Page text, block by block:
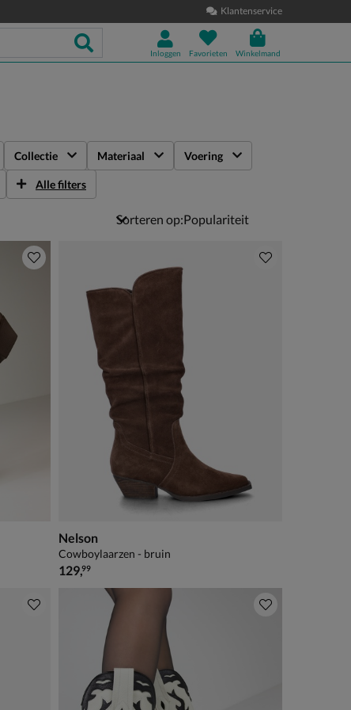
Klantenservice
Inloggen Favorieten Winkelmand
Collectie Materiaal Voering
Alle filters
Sorteren op:
Nelson
Cowboylaarzen - bruin
€ 129,99
129,99